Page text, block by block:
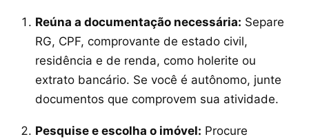
Reúna a documentação necessária: Separe
RG, CPF, comprovante de estado civil,
residência e de renda, como holerite ou
extrato bancário. Se você é autônomo, junte
documentos que comprovem sua atividade.
Pesquise e escolha o imóvel: Procure